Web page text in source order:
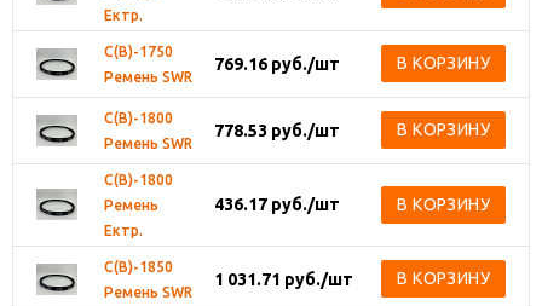
Ектр.
С(В)-1750
Ремень SWR
769.16 руб./шт В КОРЗИНУ
С(В)-1800
Ремень SWR
778.53 руб./шт В КОРЗИНУ
С(В)-1800
Ремень
Ектр.
436.17 руб./шт В КОРЗИНУ
С(В)-1850
Ремень SWR
1 031.71 руб./шт В КОРЗИНУ